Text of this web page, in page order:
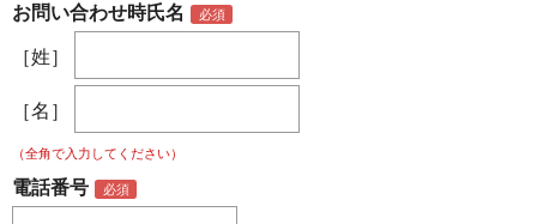
お問い合わせ時氏名
［姓］
［名］
（全角で入力してください）
電話番号